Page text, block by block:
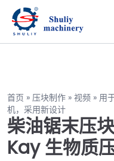
首页 » 压块制作 » 视频 » 用
机，采用新设计
柴油锯末压
Kay 生物质